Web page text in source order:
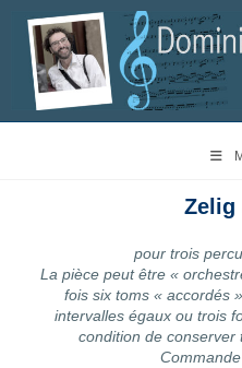
Zelig
pour trois
La pièce peut être «
fois six toms « accordés
intervalles égaux ou trois
condition de conserver